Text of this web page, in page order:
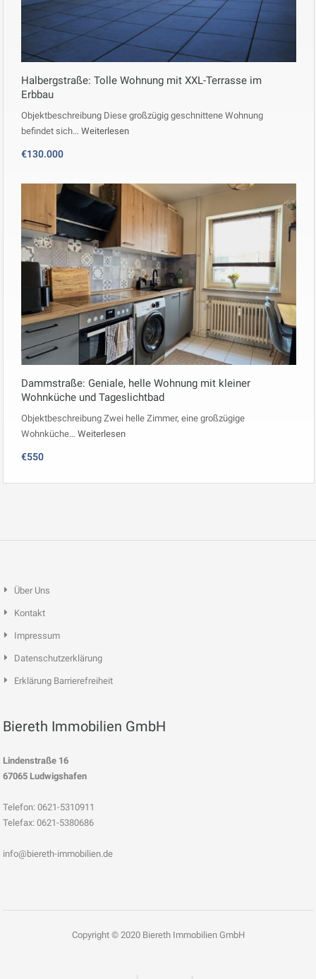
Halbergstraße: Tolle Wohnung mit XXL-Terrasse im
Erbbau
Objektbeschreibung Diese großzügig geschnittene Wohnung
befindet sich… Weiterlesen
€130.000
Dammstraße: Geniale, helle Wohnung mit kleiner
Wohnküche und Tageslichtbad
Objektbeschreibung Zwei helle Zimmer, eine großzügige
Wohnküche… Weiterlesen
€550
Über Uns
Kontakt
Impressum
Datenschutzerklärung
Erklärung Barrierefreiheit
Biereth Immobilien GmbH
Lindenstraße 16
67065 Ludwigshafen
Telefon: 0621-5310911
Telefax: 0621-5380686
info@biereth-immobilien.de
Copyright © 2020 Biereth Immobilien GmbH